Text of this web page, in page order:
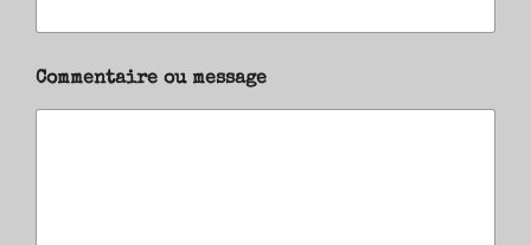
Commentaire ou message